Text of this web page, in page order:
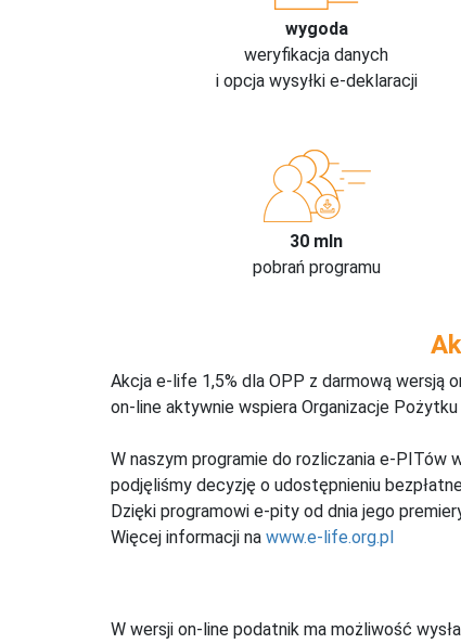
wygoda
weryfikacja danych
i opcja wysyłki e-deklaracji
30 mln
pobrań programu
Akcja e-life 1,5% dla OPP z darmową wersją
on-line aktywnie wspiera Organizacje
W naszym programie do rozliczania e-PITów
podjęliśmy decyzję o udostępnieniu
Dzięki programowi e-pity od dnia jego
Więcej informacji na www.e-life.org.pl
W wersji on-line podatnik ma możliwość